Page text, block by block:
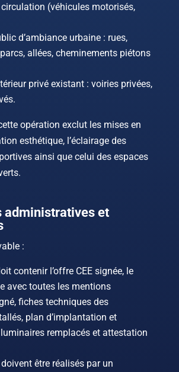
(véhicules motorisés,
d’ambiance urbaine : rues,
allées, cheminements piétons
privé existant : voiries privées,
opération exclut les mises en
esthétique, l’éclairage des
ainsi que celui des espaces
administratives et
:
contenir l’offre CEE signée, le
avec toutes les mentions
fiches techniques des
plan d’implantation et
remplacés et attestation
être réalisés par un